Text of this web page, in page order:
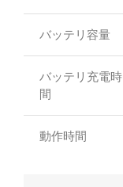
バッテリ容量
バッテリ充電時
間
動作時間